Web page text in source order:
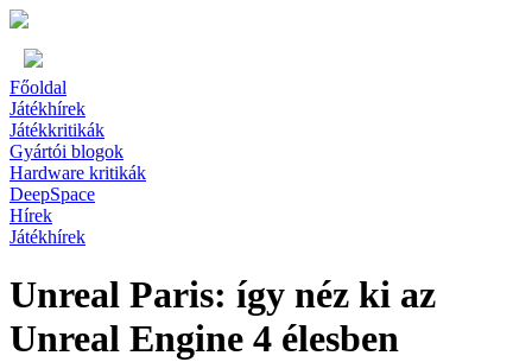
Főoldal
Játékhírek
Játékkritikák
Gyártói blogok
Hardware kritikák
DeepSpace
Hírek
Játékhírek
Unreal Paris: így néz ki az
Unreal Engine 4 élesben